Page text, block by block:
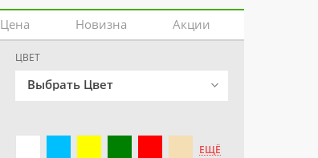
Цена Новизна Акции
ЦВЕТ
Выбрать Цвет
ЕЩЁ